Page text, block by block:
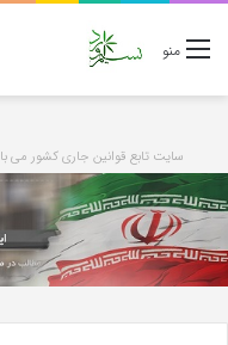
منو
سایت تابع قوانین جاری کشور